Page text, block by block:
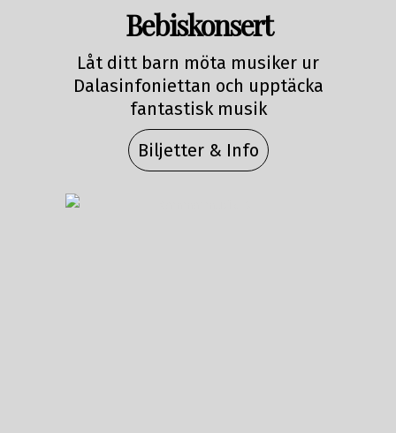
Bebiskonsert
Låt ditt barn möta musiker ur
Dalasinfoniettan och upptäcka
fantastisk musik
Biljetter & Info